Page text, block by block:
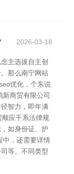
2026-03-18
主选拔自主创
那么南宁网站
优化，个东说
商贸有限公司
智力，即年满
应干系法律规
如身份证、护
中，还需要详情
等。不同类型